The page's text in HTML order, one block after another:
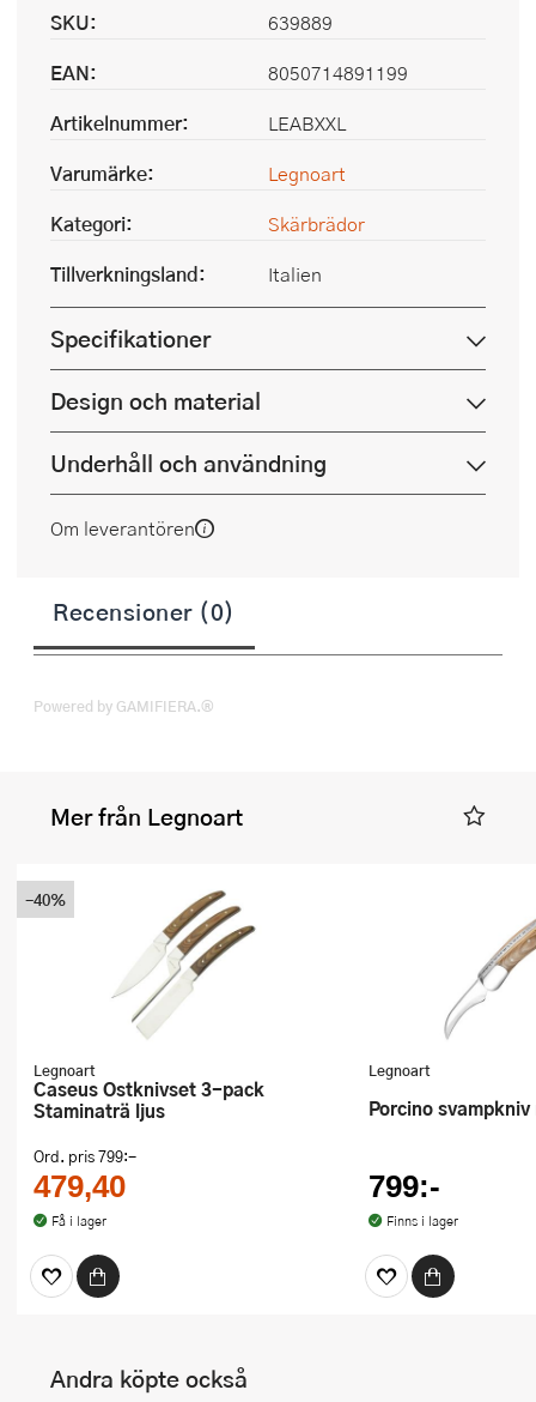
SKU:
639889
EAN:
8050714891199
Artikelnummer:
LEABXXL
Varumärke:
Legnoart
Kategori:
Skärbrädor
Tillverkningsland:
Italien
Specifikationer
Design och material
Underhåll och användning
Om leverantören
Recensioner (0)
Powered by GAMIFIERA.®
Mer från Legnoart
Legnoart
Caseus Ostknivset 3-pack
Staminaträ ljus
Ord. pris799:-
479,40
Få i lager
-40%
Legnoart
Porcino
799:-
Finns i lager
Andra köpte också